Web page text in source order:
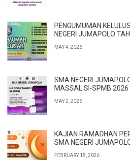
PENGUMUMAN
NEGERI JUMAPOLO
MAY 4, 2026
SMA NEGERI
MASSAL SI-SPMB 2026
MAY 2, 2026
KAJIAN RAMADHAN
SMA NEGERI
FEBRUARY 18, 2026